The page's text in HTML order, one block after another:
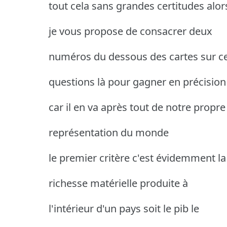
tout cela sans grandes certitudes
je vous propose de consacrer deux
numéros du dessous des cartes sur
questions là pour gagner en précision
car il en va après tout de notre propre
représentation du monde
le premier critère c'est évidemment la
richesse matérielle produite à
l'intérieur d'un pays soit le pib le